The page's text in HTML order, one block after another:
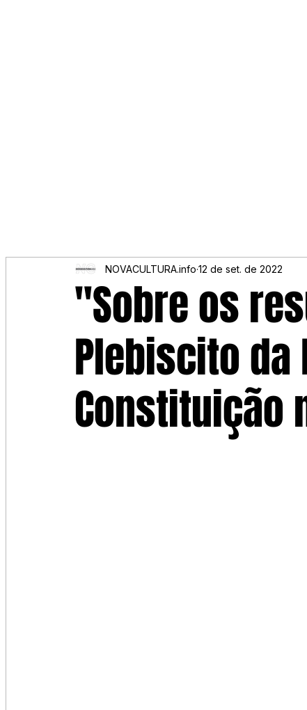
"Sobre os
Plebiscito da
Constituição
NOVACULTURA.info 12 de set. de 2022